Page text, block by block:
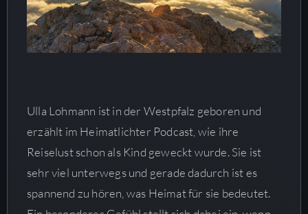
Ulla Lohmann ist in der Westpfalz geboren und
erzählt im Heimatlichter Podcast, wie ihre
Reiselust schon als Kind geweckt wurde. Sie ist
sehr viel unterwegs und gerade dadurch ist es
spannend zu hören, was Heimat für sie bedeutet.